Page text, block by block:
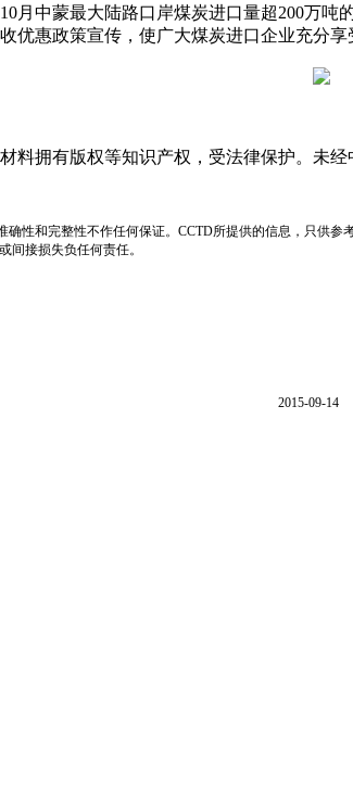
中蒙最大陆路口岸煤炭进口量超200万吨
惠政策宣传，使广大煤炭进口企业充分享
料拥有版权等知识产权，受法律保护。未
性和完整性不作任何保证。CCTD所提供的信息，只供
间接损失负任何责任。
2015-09-14